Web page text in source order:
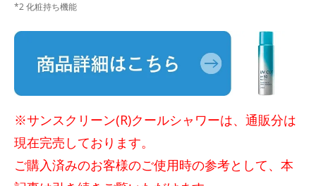
*2 化粧持ち機能
※サンスクリーン(R)クールシャワーは、通販分は
現在完売しております。
ご購入済みのお客様のご使用時の参考として、本